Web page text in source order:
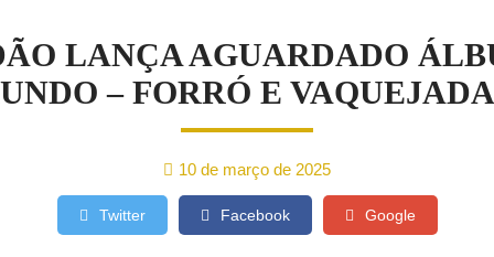
LANÇA AGUARDADO
– FORRÓ E
10 de março de 2025
Twitter Facebook Google